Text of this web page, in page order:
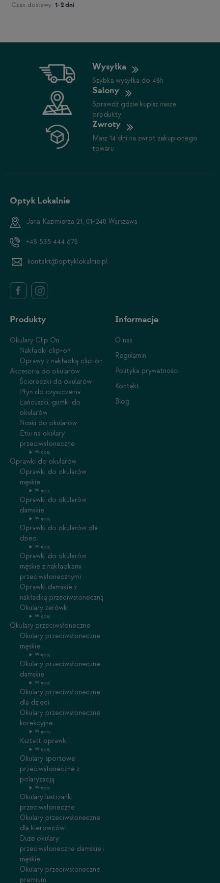
Czas dostawy: 1-2 dni
Wysyłka
Szybka wysyłka do 48h
Salony
Sprawdź gdzie kupisz nasze
produkty
Zwroty
Masz 14 dni na zwrot zakupionego
towaru
Optyk Lokalnie
Jana Kazimierza 21, 01-248 Warszawa
+48 535 444 678
kontakt@optyklokalnie.pl
Produkty
Okulary Clip On
Nakładki clip-on
Oprawy z nakładką clip-on
Akcesoria do okularów
Ściereczki do okularów
Płyn do czyszczenia
Łańcuszki, gumki do
okularów
Noski do okularów
Etui na okulary
przeciwsłoneczne
Więcej
Oprawki do okularów
Oprawki do okularów
męskie
Więcej
Oprawki do okularów
damskie
Więcej
Oprawki do okularów dla
dzieci
Więcej
Oprawki do okularów
męskie z nakładkami
przeciwsłonecznymi
Oprawki damskie z
nakładką przeciwsłoneczną
Okulary zerówki
Więcej
Okulary przeciwsłoneczne
Okulary przeciwsłoneczne
męskie
Więcej
Okulary przeciwsłoneczne
damskie
Więcej
Okulary przeciwsłoneczne
dla dzieci
Okulary przeciwsłoneczne
korekcyjne
Więcej
Kształt oprawki
Więcej
Okulary sportowe
przeciwsłoneczne z
polaryzacją
Więcej
Okulary lustrzanki
przeciwsłoneczne
Okulary przeciwsłoneczne
dla kierowców
Duże okulary
przeciwsłoneczne damskie i
męskie
Okulary przeciwsłoneczne
premium
Informacje
O nas
Regulamin
Polityka prywatności
Kontakt
Blog